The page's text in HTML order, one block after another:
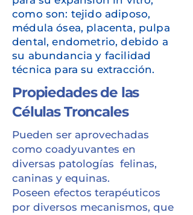
como son: tejido adiposo,
médula ósea, placenta, pulpa
dental, endometrio, debido a
su abundancia y facilidad
técnica para su extracción.​​
Propiedades de las
Células Troncales
Pueden ser aprovechadas
como coadyuvantes en
diversas patologías felinas,
caninas y equinas.
Poseen efectos terapéuticos
por diversos mecanismos, que